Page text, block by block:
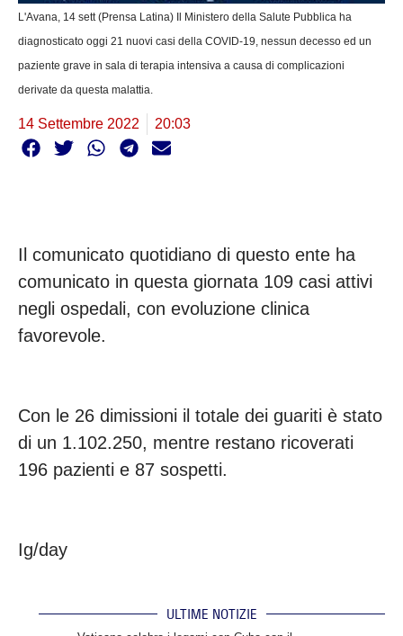
L'Avana, 14 sett (Prensa Latina) Il Ministero della Salute Pubblica ha
diagnosticato oggi 21 nuovi casi della COVID-19, nessun decesso ed un
paziente grave in sala di terapia intensiva a causa di complicazioni
derivate da questa malattia.
14 Settembre 2022 20:03
Il comunicato quotidiano di questo ente ha
comunicato in questa giornata 109 casi attivi
negli ospedali, con evoluzione clinica
favorevole.
Con le 26 dimissioni il totale dei guariti è stato
di un 1.102.250, mentre restano ricoverati
196 pazienti e 87 sospetti.
Ig/day
ULTIME NOTIZIE